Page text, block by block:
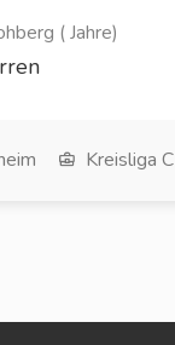
( Jahre)
Kreisliga C